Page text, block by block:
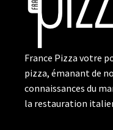
France Pizza votre
pizza, émanant de
connaissances du
la restauration